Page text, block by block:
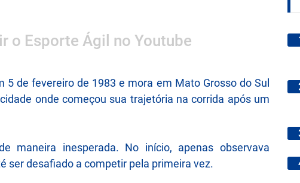
o Esporte Ágil no Youtube
de fevereiro de 1983 e mora em Mato Grosso do Sul
onde começou sua trajetória na corrida após um
maneira inesperada. No início, apenas observava
ser desafiado a competir pela primeira vez.